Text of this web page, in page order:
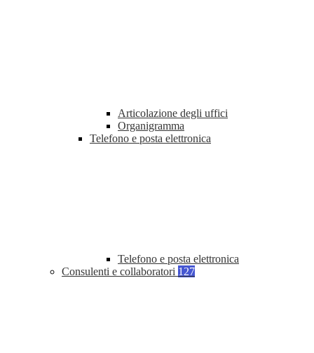
Articolazione degli uffici
Organigramma
Telefono e posta elettronica
Telefono e posta elettronica
Consulenti e collaboratori 127